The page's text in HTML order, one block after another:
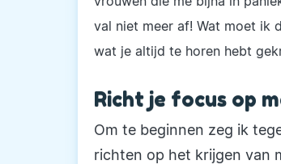
val niet meer af! Wat moet ik
wat je altijd te horen hebt
Richt je focus op
Om te beginnen zeg ik
richten op het krijgen van